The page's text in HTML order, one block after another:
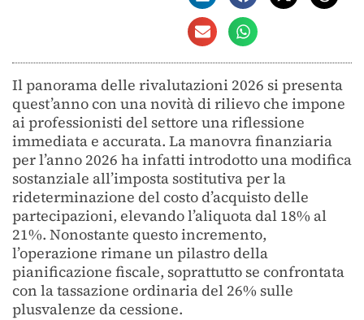
Il panorama delle rivalutazioni 2026 si presenta
quest’anno con una novità di rilievo che impone
ai professionisti del settore una riflessione
immediata e accurata. La manovra finanziaria
per l’anno 2026 ha infatti introdotto una modifica
sostanziale all’imposta sostitutiva per la
rideterminazione del costo d’acquisto delle
partecipazioni, elevando l’aliquota dal 18% al
21%. Nonostante questo incremento,
l’operazione rimane un pilastro della
pianificazione fiscale, soprattutto se confrontata
con la tassazione ordinaria del 26% sulle
plusvalenze da cessione.